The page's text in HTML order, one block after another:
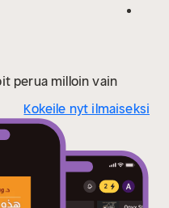
perua milloin vain
Kokeile nyt ilmaiseksi